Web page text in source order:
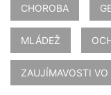
CHOROBA
MLÁDEŽ
ZAUJÍMAVOSTI VO